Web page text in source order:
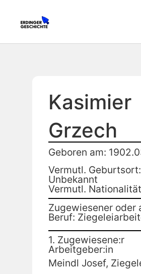
Kasimier
Grzech
Geboren am:
Vermutl. Geburtsort:
Unbekannt
Vermutl.
Zugewiesener oder
Beruf:
1. Zugewiesene:r
Arbeitgeber:in
Meindl Josef,